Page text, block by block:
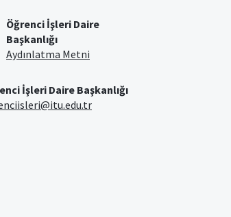
Öğrenci İşleri Daire
Başkanlığı
Aydınlatma Metni
İşleri Daire Başkanlığı